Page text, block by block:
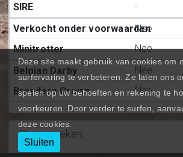
-
Nee
Nee
Nee
Nee
Statiestieken
Deze site maakt gebruik van cookies om
surfervaring te verbeteren. Ze laten ons
spelen op uw behoeften en rekening te
voorkeuren. Door verder te surfen,
deze cookies.
Sluiten